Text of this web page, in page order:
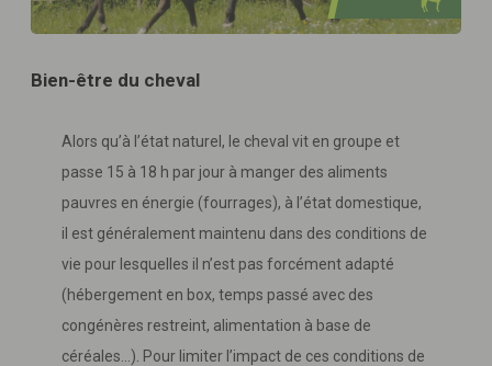
Bien-être du cheval
Alors qu’à l’état naturel, le cheval vit en groupe et
passe 15 à 18 h par jour à manger des aliments
pauvres en énergie (fourrages), à l’état domestique,
il est généralement maintenu dans des conditions de
vie pour lesquelles il n’est pas forcément adapté
(hébergement en box, temps passé avec des
congénères restreint, alimentation à base de
céréales…). Pour limiter l’impact de ces conditions de